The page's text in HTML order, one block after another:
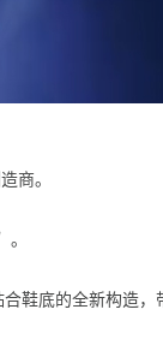
商。
鞋底的全新构造，